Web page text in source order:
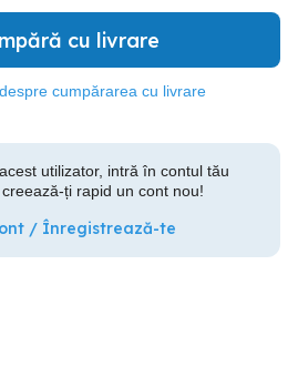
cu livrare
cumpărarea cu livrare
utilizator, intră în contul tău
ți rapid un cont nou!
/ Înregistrează-te